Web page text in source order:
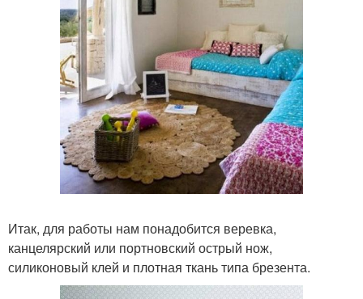
Итак, для работы нам понадобится веревка,
канцелярский или портновский острый нож,
силиконовый клей и плотная ткань типа брезента.